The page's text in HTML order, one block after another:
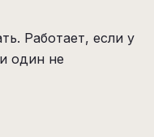
Работает, если у
один не